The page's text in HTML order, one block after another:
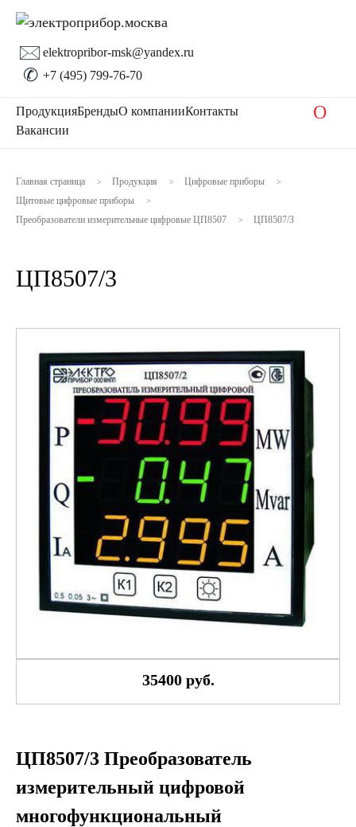
🖂 elektropribor-msk@yandex.ru
✆ +7 (495) 799-76-70
ПродукцияБрендыО компанииКонтакты
Вакансии
O
Главная страница > Продукция > Цифровые приборы >
Щитовые цифровые приборы >
Преобразователи измерительные цифровые ЦП8507 > ЦП8507/3
ЦП8507/3
35400 руб.
ЦП8507/3 Преобразователь
измерительный цифровой
многофункциональный